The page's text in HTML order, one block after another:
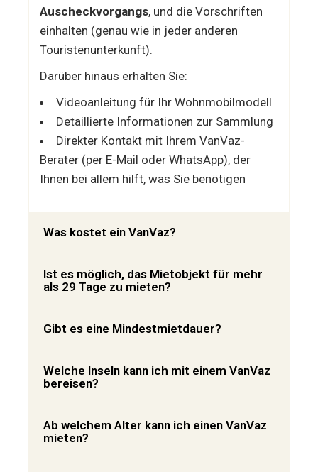
Auscheckvorgangs, und die Vorschriften
einhalten (genau wie in jeder anderen
Touristenunterkunft).
Darüber hinaus erhalten Sie:
Videoanleitung für Ihr Wohnmobilmodell
Detaillierte Informationen zur Sammlung
Direkter Kontakt mit Ihrem VanVaz-
Berater (per E-Mail oder WhatsApp), der
Ihnen bei allem hilft, was Sie benötigen
Was kostet ein VanVaz?
Ist es möglich, das Mietobjekt für mehr
als 29 Tage zu mieten?
Gibt es eine Mindestmietdauer?
Welche Inseln kann ich mit einem VanVaz
bereisen?
Ab welchem Alter kann ich einen VanVaz
mieten?